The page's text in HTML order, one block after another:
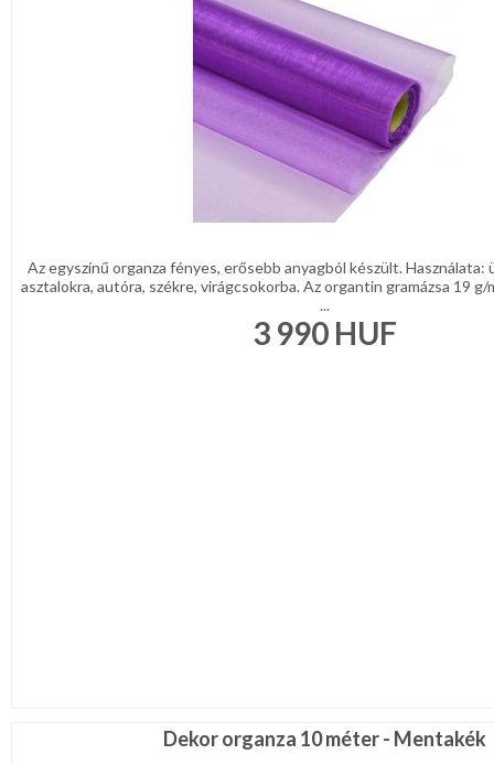
Az egyszínű organza fényes, erősebb anyagból készült. Használata:
asztalokra, autóra, székre, virágcsokorba. Az organtin gramázsa 19 g/
...
3 990 HUF
Dekor organza 10 méter - Mentakék